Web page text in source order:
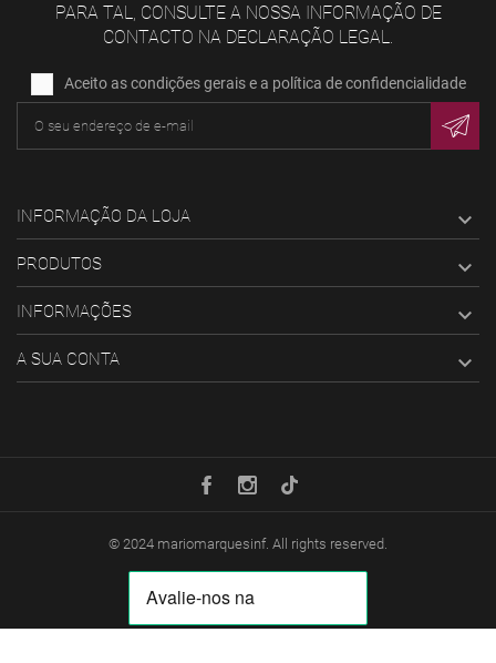
PARA TAL, CONSULTE A NOSSA INFORMAÇÃO DE
CONTACTO NA DECLARAÇÃO LEGAL.
Aceito as condições gerais e a política de confidencialidade
INFORMAÇÃO DA LOJA 
PRODUTOS 
INFORMAÇÕES 
A SUA CONTA 
© 2024 mariomarquesinf. All rights reserved.